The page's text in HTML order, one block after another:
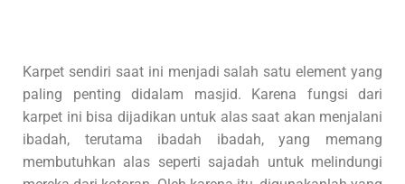
Karpet sendiri saat ini menjadi salah satu element yang
paling penting didalam masjid. Karena fungsi dari
karpet ini bisa dijadikan untuk alas saat akan menjalani
ibadah, terutama ibadah ibadah, yang memang
membutuhkan alas seperti sajadah untuk melindungi